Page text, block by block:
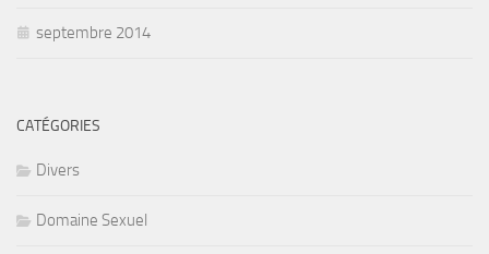
septembre 2014
CATÉGORIES
Divers
Domaine Sexuel